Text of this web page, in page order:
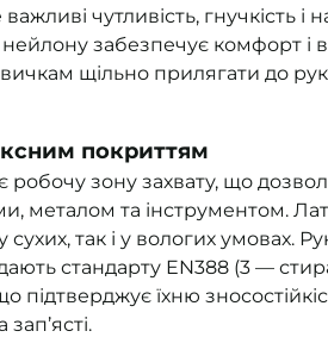
чутливість, гнучкість і
забезпечує комфорт і
щільно прилягати до
покриттям
зону захвату, що
металом та інструментом.
так і у вологих умовах.
стандарту EN388 (3 —
їхню